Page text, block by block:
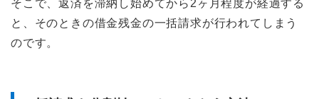
そこで、返済を滞納し始めてから2ヶ月程度が経過する
と、そのときの借金残金の一括請求が行われてしまう
のです。